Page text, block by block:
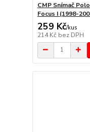
CMP Snímač
Focus I (1998-
259 Kč/kus
214 Kč bez DPH